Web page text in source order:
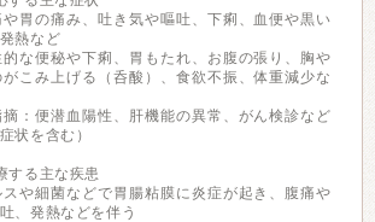
や胃の痛み、吐き気や嘔吐、下痢、血便や黒い
熱など
的な便秘や下痢、胃もたれ、お腹の張り、胸や
こみ上げる（呑酸）、食欲不振、体重減少な
摘：便潜血陽性、肝機能の異常、がん検診など
状を含む）
する主な疾患
スや細菌などで胃腸粘膜に炎症が起き、腹痛や
、発熱などを伴う